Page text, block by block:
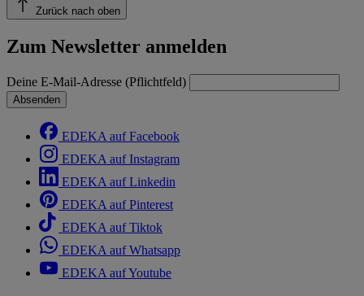
Zurück nach oben
Zum Newsletter anmelden
Deine E-Mail-Adresse (Pflichtfeld)
Absenden
EDEKA auf Facebook
EDEKA auf Instagram
EDEKA auf Linkedin
EDEKA auf Pinterest
EDEKA auf Tiktok
EDEKA auf Whatsapp
EDEKA auf Youtube